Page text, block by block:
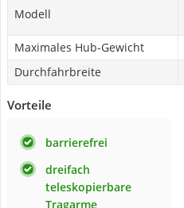
Modell
Maximales Hub-Gewicht
Durchfahrbreite
Vorteile
barrierefrei
dreifach
teleskopierbare
Tragarme